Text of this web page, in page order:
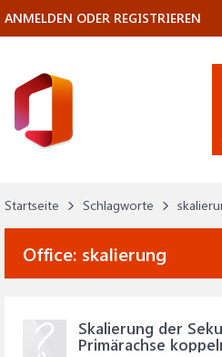
Startseite Schlagworte
Office: skalierung
Skalierung der
Primärachse
ANMELDEN ODER REGISTRIEREN